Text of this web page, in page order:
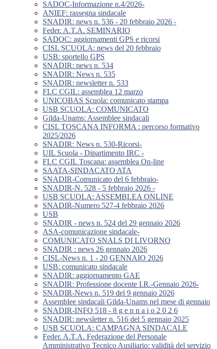
SADOC-Informazione n.4/2026-
ANIEF: rassegna sindacale
SNADIR: news n. 536 - 20 febbraio 2026 -
Feder. A.T.A. SEMINARIO
SADOC: aggiornamenti GPS e ricorsi
CISL SCUOLA: news del 20 febbraio
USB: sportello GPS
SNADIR: news n. 534
SNADIR: News n. 535
SNADIR: newsletter n. 533
FLC CGIL: assemblea 12 marzo
UNICOBAS Scuola: comunicato stampa
USB SCUOLA: COMUNICATO
Gilda-Unams: Assemblee sindacali
CISL TOSCANA INFORMA : percorso formativo
2025/2026
SNADIR: News n. 530-Ricorsi-
UIL Scuola - Dipartimento IRC -
FLC CGIL Toscana: assemblea On-line
SAATA-SINDACATO ATA
SNADIR-Comunicato del 6 febbraio-
SNADIR-N. 528 - 5 febbraio 2026 -
USB SCUOLA: ASSEMBLEA ONLINE
SNADIR-Numero 527-4 febbraio 2026
USB
SNADIR - news n. 524 del 29 gennaio 2026
ASA-comunicazione sindacale-
COMUNICATO SNALS DI LIVORNO
SNADIR : news 26 gennaio 2026
CISL-News n. 1 - 20 GENNAIO 2026
USB: comunicato sindacale
SNADIR: aggiornamento GAE
SNADIR: Professione docente I.R.-Gennaio 2026-
SNADIR-News n. 519 del 9 gennaio 2026
Assemblee sindacali Gilda-Unams nel mese di gennaio
SNADIR-INFO 518 - 8 g e n n a i o 2 0 2 6
SNADIR: newsletter n. 516 del 5 gennaio 2025
USB SCUOLA: CAMPAGNA SINDACALE
Feder. A.T.A. Federazione del Personale
Amministrativo Tecnico Ausiliario: validità del servizio